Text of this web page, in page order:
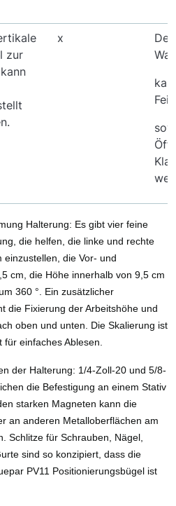
zur
x
Halterung: Es gibt vier feine
die helfen, die linke und rechte
einzustellen, die Vor- und
cm, die Höhe innerhalb von 9,5 cm
360 °. Ein zusätzlicher
die Fixierung der Arbeitshöhe und
oben und unten. Die Skalierung ist
einfaches Ablesen.
der Halterung: 1/4-Zoll-20 und 5/8-
die Befestigung an einem Stativ
starken Magneten kann die
an anderen Metalloberflächen am
Schlitze für Schrauben, Nägel,
sind so konzipiert, dass die
PV11 Positionierungsbügel ist